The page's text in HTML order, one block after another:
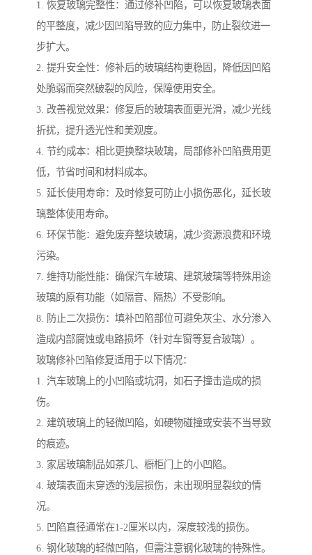
1. 恢复玻璃完整性：通过修补凹陷，可以恢复玻璃表面
的平整度，减少因凹陷导致的应力集中，防止裂纹进一
步扩大。
2. 提升安全性：修补后的玻璃结构更稳固，降低因凹陷
处脆弱而突然破裂的风险，保障使用安全。
3. 改善视觉效果：修复后的玻璃表面更光滑，减少光线
折扰，提升透光性和美观度。
4. 节约成本：相比更换整块玻璃，局部修补凹陷费用更
低，节省时间和材料成本。
5. 延长使用寿命：及时修复可防止小损伤恶化，延长玻
璃整体使用寿命。
6. 环保节能：避免废弃整块玻璃，减少资源浪费和环境
污染。
7. 维持功能性能：确保汽车玻璃、建筑玻璃等特殊用途
玻璃的原有功能（如隔音、隔热）不受影响。
8. 防止二次损伤：填补凹陷部位可避免灰尘、水分渗入
造成内部腐蚀或电路损坏（针对车窗等复合玻璃）。
玻璃修补凹陷修复适用于以下情况：
1. 汽车玻璃上的小凹陷或坑洞，如石子撞击造成的损
伤。
2. 建筑玻璃上的轻微凹陷，如硬物碰撞或安装不当导致
的痕迹。
3. 家居玻璃制品如茶几、橱柜门上的小凹陷。
4. 玻璃表面未穿透的浅层损伤，未出现明显裂纹的情
况。
5. 凹陷直径通常在1-2厘米以内，深度较浅的损伤。
6. 钢化玻璃的轻微凹陷，但需注意钢化玻璃的特殊性。